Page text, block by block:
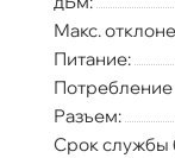
Макс.
Питание:
Потребление
Разъем:
Срок службы